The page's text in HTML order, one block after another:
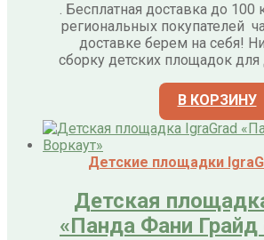
. Бесплатная доставка до
региональных покупателей
доставке берем на себя!
сборку детских площадок для
В КОРЗИНУ
Детские площадки
Детская
«Панда Фани Грайд